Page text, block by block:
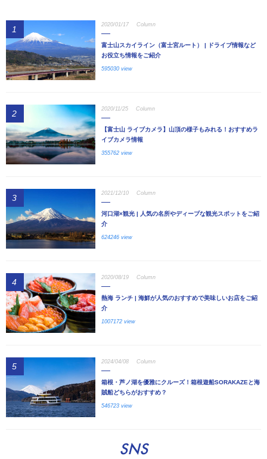
1 2020/01/17 Column
富士山スカイライン（富士宮ルート） | ドライブ情報など
お役立ち情報をご紹介
595030 view
2 2020/11/25 Column
【富士山 ライブカメラ】山頂の様子もみれる！おすすめラ
イブカメラ情報
355762 view
3 2021/12/10 Column
河口湖×観光 | 人気の名所やディープな観光スポットをご紹
介
624246 view
4 2020/08/19 Column
熱海 ランチ | 海鮮が人気のおすすめで美味しいお店をご紹
介
1007172 view
5 2024/04/08 Column
箱根・芦ノ湖を優雅にクルーズ！箱根遊船SORAKAZEと海
賊船どちらがおすすめ？
546723 view
SNS